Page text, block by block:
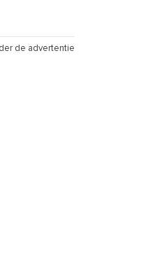
de advertentie